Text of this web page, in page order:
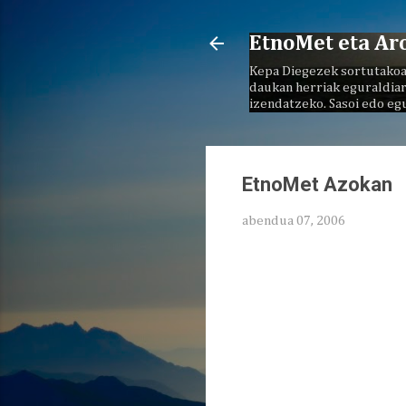
EtnoMet eta
Kepa Diegezek
daukan herriak
izendatzeko. Sasoi edo
EtnoMet Azokan
abendua 07, 2006